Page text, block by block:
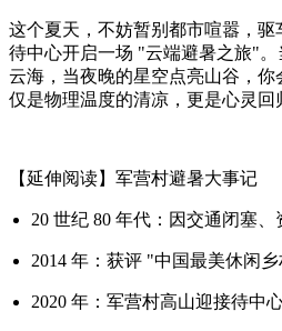
这个夏天，不妨暂别都市喧嚣，
待中心开启一场 "云端避暑之旅"
云海，当夜晚的星空点亮山谷，
仅是物理温度的清凉，更是心灵回
【延伸阅读】军营村避暑大事记
20 世纪 80 年代：因交通闭塞
2014 年：获评 "中国最美休闲
2020 年：军营村高山迎接待中